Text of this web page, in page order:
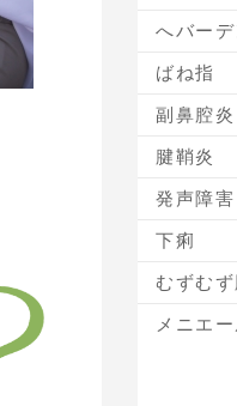
へバー
ばね指
副鼻腔炎
腱鞘炎
発声障害
下痢
むずむ
メニエ